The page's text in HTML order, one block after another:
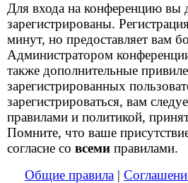
Для входа на конференцию
зарегистрированы.
минут, но предоставляет вам
Администратором
также дополнительные
зарегистрированных
зарегистрироваться, вам
правилами и политикой,
Помните, что ваше
согласие со всеми правилами.
Общие правила |